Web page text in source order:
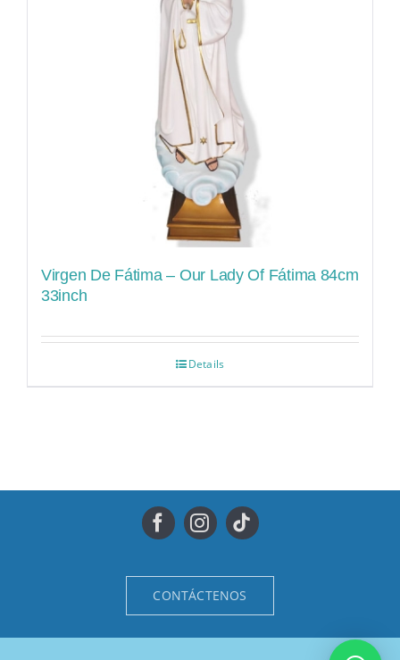
Virgen De Fátima – Our Lady Of Fátima 84cm
33inch
Details
CONTÁCTENOS